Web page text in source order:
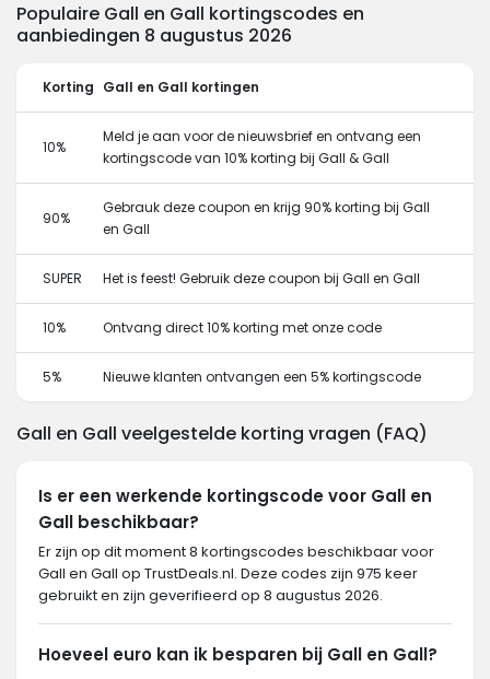
Populaire Gall en Gall kortingscodes en
aanbiedingen 8 augustus 2026
Korting Gall en Gall kortingen
10%
Meld je aan voor de nieuwsbrief en ontvang een
kortingscode van 10% korting bij Gall & Gall
90%
Gebrauk deze coupon en krijg 90% korting bij Gall
en Gall
SUPER Het is feest! Gebruik deze coupon bij Gall en Gall
10% Ontvang direct 10% korting met onze code
5% Nieuwe klanten ontvangen een 5% kortingscode
Gall en Gall veelgestelde korting vragen (FAQ)
Is er een werkende kortingscode voor Gall en
Gall beschikbaar?
Er zijn op dit moment 8 kortingscodes beschikbaar voor
Gall en Gall op TrustDeals.nl. Deze codes zijn 975 keer
gebruikt en zijn geverifieerd op 8 augustus 2026.
Hoeveel euro kan ik besparen bij Gall en Gall?